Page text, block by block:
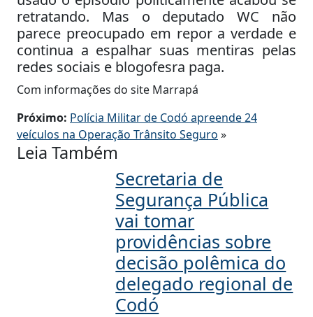
retratando. Mas o deputado WC não
parece preocupado em repor a verdade e
continua a espalhar suas mentiras pelas
redes sociais e blogofesra paga.
Com informações do site Marrapá
Próximo: Polícia Militar de Codó apreende 24
veículos na Operação Trânsito Seguro »
Leia Também
Secretaria de
Segurança Pública
vai tomar
providências sobre
decisão polêmica do
delegado regional de
Codó